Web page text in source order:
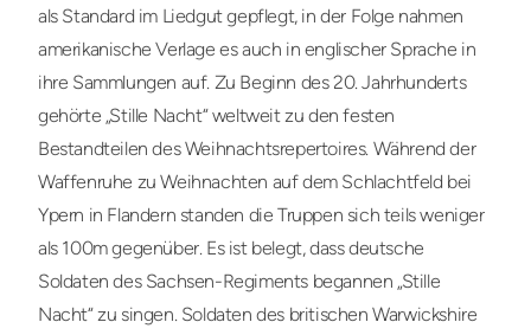
als Standard im Liedgut gepflegt, in der Folge nahmen
amerikanische Verlage es auch in englischer Sprache in
ihre Sammlungen auf. Zu Beginn des 20. Jahrhunderts
gehörte „Stille Nacht“ weltweit zu den festen
Bestandteilen des Weihnachtsrepertoires. Während der
Waffenruhe zu Weihnachten auf dem Schlachtfeld bei
Ypern in Flandern standen die Truppen sich teils weniger
als 100m gegenüber. Es ist belegt, dass deutsche
Soldaten des Sachsen-Regiments begannen „Stille
Nacht“ zu singen. Soldaten des britischen Warwickshire